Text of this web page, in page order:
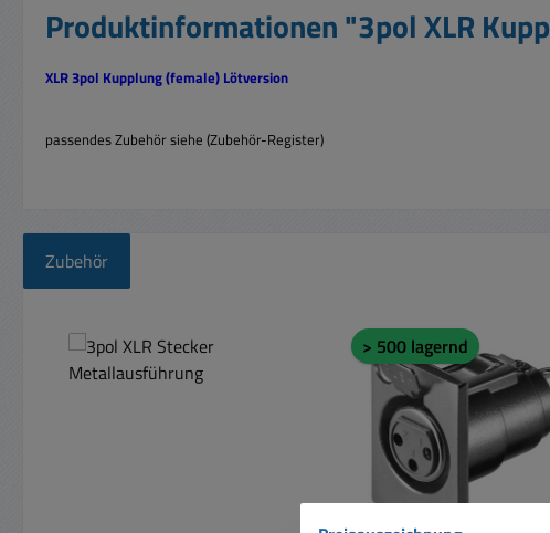
Produktinformationen "3pol XLR
XLR 3pol Kupplung(female) Lötversion
passendes Zubehör siehe (Zubehör-Register)
Zubehör
> 500 lagernd